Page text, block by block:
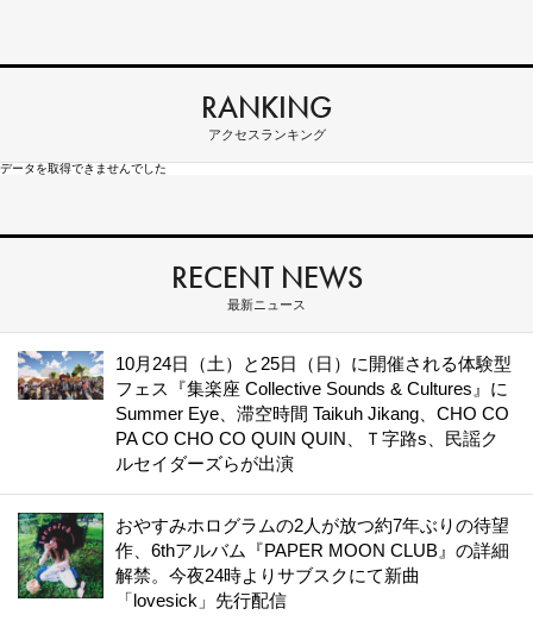
RANKING
アクセスランキング
データを取得できませんでした
RECENT NEWS
最新ニュース
10月24日（土）と25日（日）に開催される体験型
フェス『集楽座 Collective Sounds & Cultures』に
Summer Eye、滞空時間 Taikuh Jikang、CHO CO
PA CO CHO CO QUIN QUIN、Ｔ字路s、民謡ク
ルセイダーズらが出演
おやすみホログラムの2人が放つ約7年ぶりの待望
作、6thアルバム『PAPER MOON CLUB』の詳細
解禁。今夜24時よりサブスクにて新曲
「lovesick」先行配信